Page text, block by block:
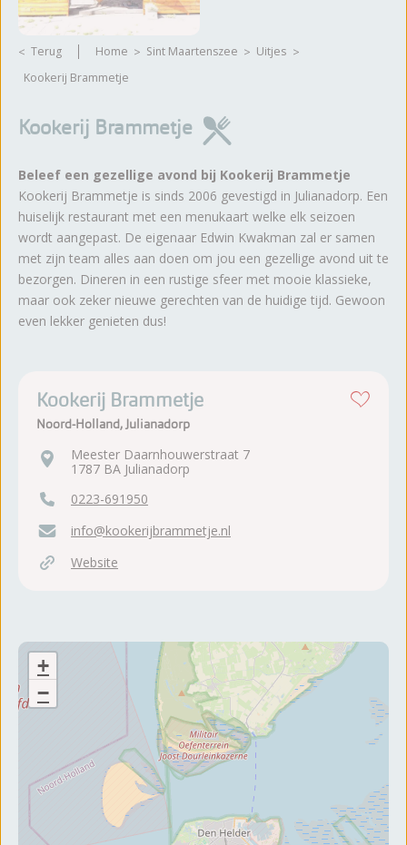
Terug Home Sint Maartenszee
Uitjes
Kookerij Brammetje
Kookerij Brammetje
Beleef een gezellige avond bij Kookerij Brammetje
Kookerij Brammetje is sinds 2006 gevestigd in Julianadorp. Een
huiselijk restaurant met een menukaart welke elk seizoen
wordt aangepast. De eigenaar Edwin Kwakman zal er samen
met zijn team alles aan doen om jou een gezellige avond uit te
bezorgen. Dineren in een rustige sfeer met mooie klassieke,
maar ook zeker nieuwe gerechten van de huidige tijd. Gewoon
even lekker genieten dus!
Kookerij Brammetje
Noord-Holland, Julianadorp
Meester Daarnhouwerstraat 7
1787 BA Julianadorp
0223-691950
info@kookerijbrammetje.nl
Website
+
−